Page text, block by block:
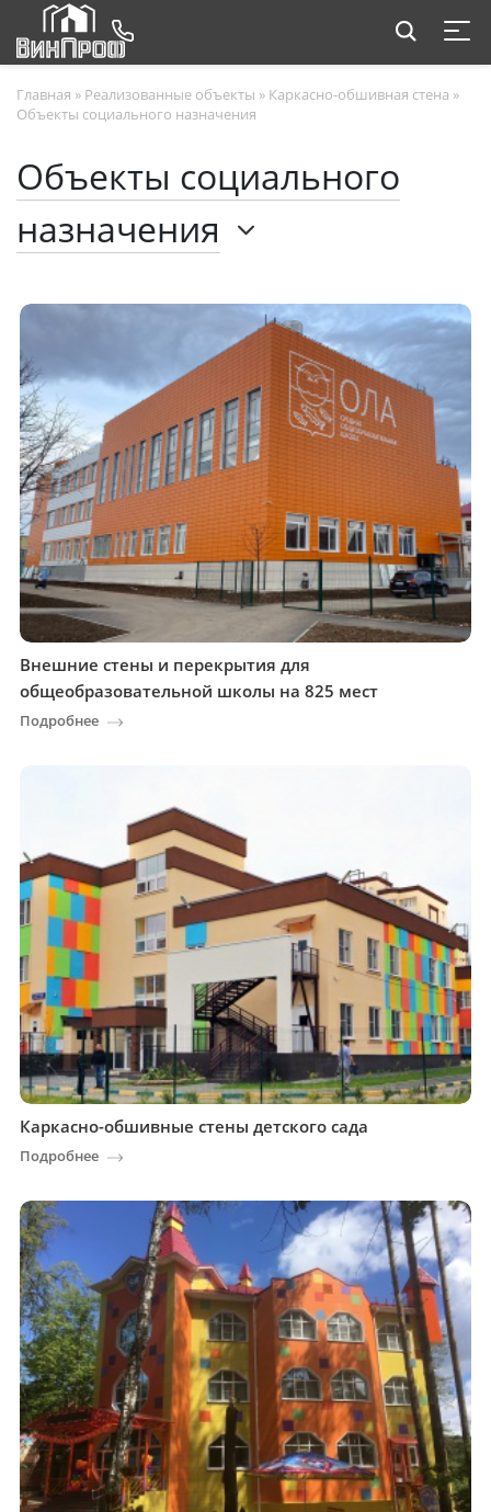
Главная » Реализованные объекты » Каркасно-обшивная стена »
Объекты социального назначения
Объекты социального
назначения
Внешние стены и перекрытия для
общеобразовательной школы на 825 мест
Подробнее
Каркасно-обшивные стены детского сада
Подробнее